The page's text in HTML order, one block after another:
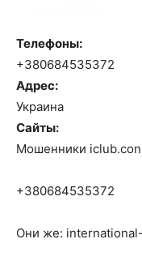
Телефоны:
+380684535372
Адрес:
Украина
Сайты:
Мошенники
+380684535372
Они же: